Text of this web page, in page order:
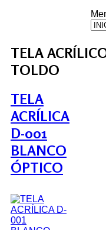
TELA
TOLDO
TELA
ACRÍLICA
D-001
BLANCO
ÓPTICO